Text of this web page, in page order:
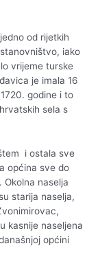
od rijetkih
iako
vrijeme turske
je imala 16
godine i to
sela s
i ostala sve
općina sve do
Okolna naselja
starija naselja,
kasnije naseljena
općini